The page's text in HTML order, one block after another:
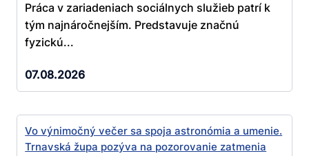
Práca v zariadeniach sociálnych služieb patrí k
tým najnáročnejším. Predstavuje značnú
fyzickú...
07.08.2026
Vo výnimočný večer sa spoja astronómia a umenie.
Trnavská župa pozýva na pozorovanie zatmenia